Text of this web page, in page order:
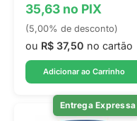
35,63 no PIX
(5,00% de desconto)
ou R$ 37,50 no cartão
Adicionar ao Carrinho
Entrega Expressa